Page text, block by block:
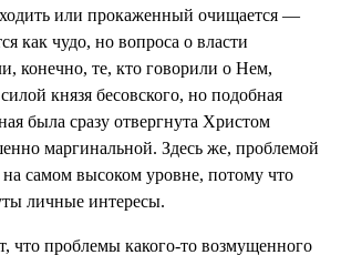
или прокаженный очищается —
как чудо, но вопроса о власти
конечно, те, кто говорили о Нем,
князя бесовского, но подобная
была сразу отвергнута Христом
маргинальной. Здесь же, проблемой
на самом высоком уровне, потому что
личные интересы.
что проблемы какого-то возмущенного